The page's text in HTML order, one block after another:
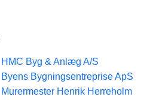
HMC Byg & Anlæg A/S
Byens Bygningsentreprise ApS
Murermester Henrik Herreholm